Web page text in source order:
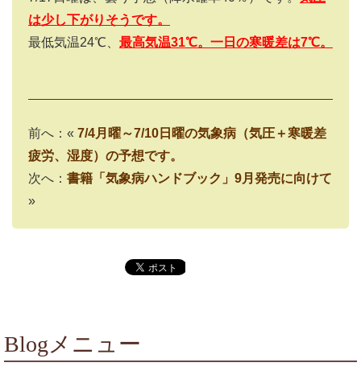
は少し下がりそうです。
最低気温24℃、 最高気温31℃。一日の寒暖差は7℃。
前へ：« 7/4月曜～7/10日曜の気象病（気圧＋寒暖差
疲労、湿度）の予想です。
次へ： 書籍「気象病ハンドブック」9月発売に向けて
»
Blogメニュー